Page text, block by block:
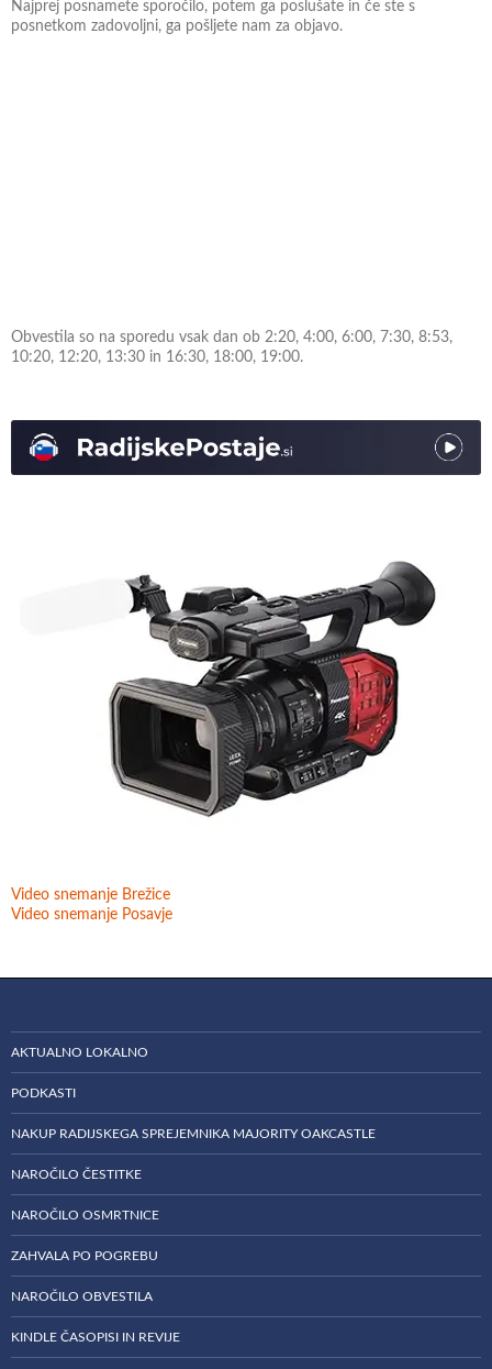
Najprej posnamete sporočilo, potem ga poslušate in če ste s
posnetkom zadovoljni, ga pošljete nam za objavo.
Obvestila so na sporedu vsak dan ob 2:20, 4:00, 6:00, 7:30, 8:53,
10:20, 12:20, 13:30 in 16:30, 18:00, 19:00.
Video snemanje Brežice
Video snemanje Posavje
AKTUALNO LOKALNO
PODKASTI
NAKUP RADIJSKEGA SPREJEMNIKA MAJORITY OAKCASTLE
NAROČILO ČESTITKE
NAROČILO OSMRTNICE
ZAHVALA PO POGREBU
NAROČILO OBVESTILA
KINDLE ČASOPISI IN REVIJE